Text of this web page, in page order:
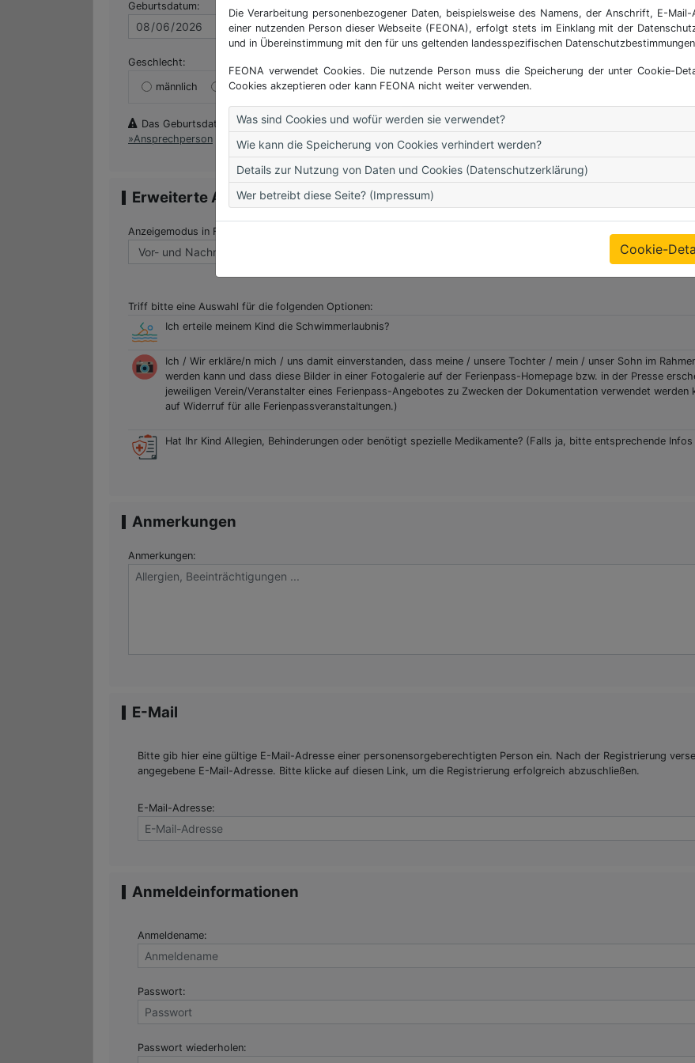
Geburtsdatum:
Geschlecht:
männlich weiblich divers
Das Geburtsdatum und das Geschlecht legen fest, welche Veranstaltungen du buchen kannst und welche nicht.
Ansprechperson möglich.
Erweiterte Angaben
Anzeigemodus in Freundeslisten:
Triff bitte eine Auswahl für die folgenden Optionen:
Erweiterte Optionen für die Registrierung
Bezeichner Text Umschalter für die Zustimmung
Ich erteile meinem Kind die Schwimmerlaubnis?
Ich / Wir erkläre/n mich / uns damit einverstanden, dass meine / unsere Tochter / mein / unser Sohn im
werden kann und dass diese Bilder in einer Fotogalerie auf der Ferienpass-Homepage bzw. in der Presse
jeweiligen Verein/Veranstalter eines Ferienpass-Angebotes zu Zwecken der Dokumentation verwendet werden
auf Widerruf für alle Ferienpassveranstaltungen.)
Hat Ihr Kind Allegien, Behinderungen oder benötigt spezielle Medikamente? (Falls ja, bitte entsprechende
Anmerkungen
Anmerkungen:
E-Mail
Bitte gib hier eine gültige E-Mail-Adresse einer personensorgeberechtigten Person ein. Nach der Registrierung
angegebene E-Mail-Adresse. Bitte klicke auf diesen Link, um die Registrierung erfolgreich abzuschließen.
E-Mail-Adresse:
Anmeldeinformationen
Anmeldename:
Passwort:
Passwort wiederholen:
Die Verarbeitung personenbezogener Daten, beispielsweise des Namens, der Anschrift, E-
einer nutzenden Person dieser Webseite (FEONA), erfolgt stets im Einklang mit der
und in Übereinstimmung mit den für uns geltenden landesspezifischen
FEONA verwendet Cookies. Die nutzende Person muss die Speicherung der unter Cookie-
Cookies akzeptieren oder kann FEONA nicht weiter verwenden.
Was sind Cookies und wofür werden sie verwendet?
Wie kann die Speicherung von Cookies verhindert werden?
Details zur Nutzung von Daten und Cookies (Datenschutzerklärung)
Wer betreibt diese Seite? (Impressum)
Cookie-